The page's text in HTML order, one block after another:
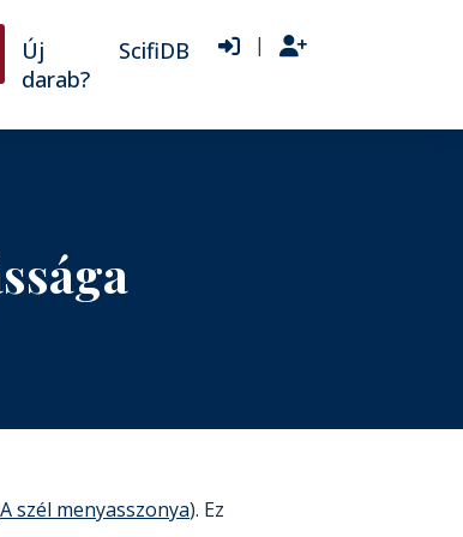
Új
darab?
ScifiDB |
A szél menyasszonya). Ez